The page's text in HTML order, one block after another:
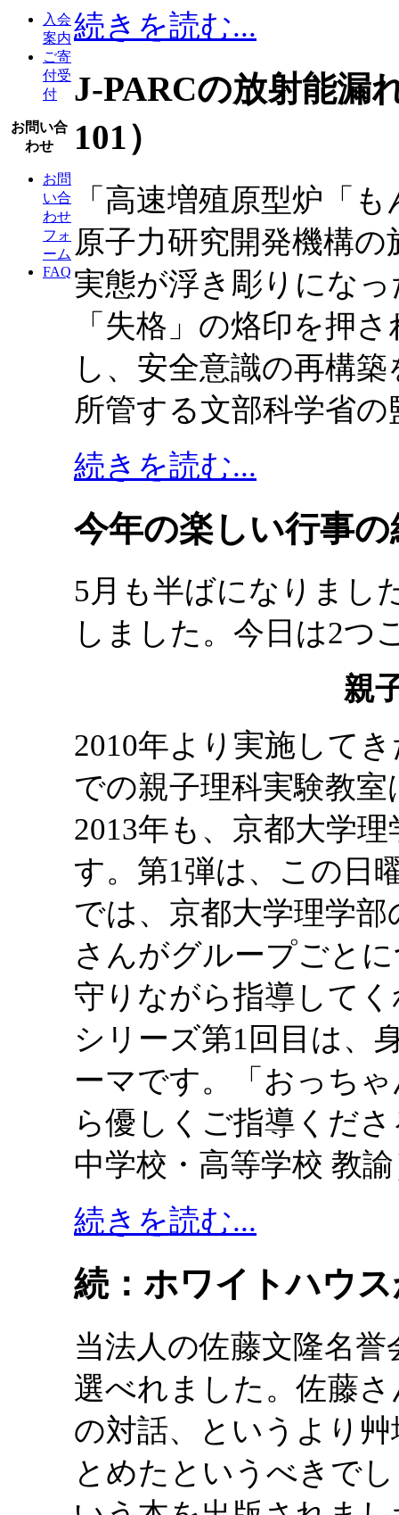
入会
案内
ご寄
付受
付
お問い合
わせ
お問
い合
わせ
フォ
ーム
FAQ
続きを読む...
J-PARCの放射能漏
101）
「高速増殖原型炉「
原子力研究開発機構
実態が浮き彫りにな
「失格」の烙印を押
し、安全意識の再構
所管する文部科学省
続きを読む...
今年の楽しい行事
5月も半ばになりまし
しました。今日は2つ
親
2010年より実施して
での親子理科実験教
2013年も、京都大学
す。第1弾は、この日
では、京都大学理学
さんがグループごと
守りながら指導して
シリーズ第1回目は、
ーマです。「おっち
ら優しくご指導くだ
中学校・高等学校 教
続きを読む...
続：ホワイトハウ
当法人の佐藤文隆名
選べれました。佐藤
の対話、というより
とめたというべきで